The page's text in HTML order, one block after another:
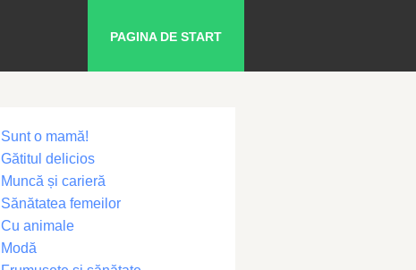
PAGINA DE START
Sunt o mamă!
Gătitul delicios
Muncă și carieră
Sănătatea femeilor
Cu animale
Modă